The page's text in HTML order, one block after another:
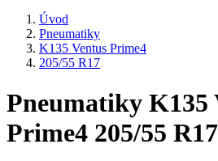
Úvod
Pneumatiky
K135 Ventus Prime4
205/55 R17
Pneumatiky K135
Prime4 205/55 R17